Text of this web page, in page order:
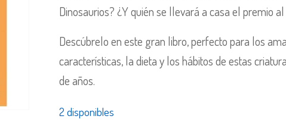
Dinosaurios? ¿Y quién se llevará a casa el premio
Descúbrelo en este gran libro, perfecto para los
características, la dieta y los hábitos de estas
de años.
2 disponibles